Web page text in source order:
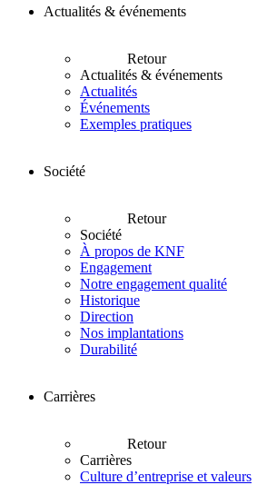
Actualités & événements
Retour
Actualités & événements
Actualités
Événements
Exemples pratiques
Société
Retour
Société
À propos de KNF
Engagement
Notre engagement qualité
Historique
Direction
Nos implantations
Durabilité
Carrières
Retour
Carrières
Culture d’entreprise et valeurs